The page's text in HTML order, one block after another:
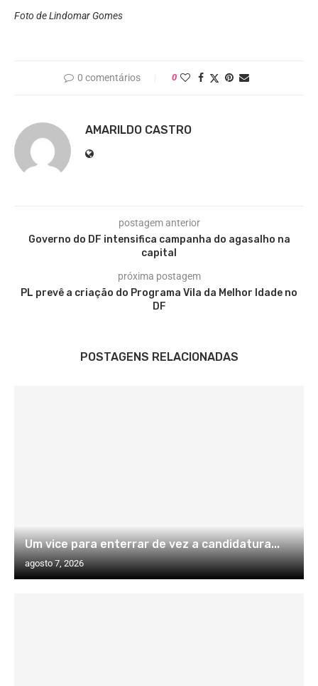
Foto de Lindomar Gomes
0 comentários 0
AMARILDO CASTRO
postagem anterior
Governo do DF intensifica campanha do agasalho na
capital
próxima postagem
PL prevê a criação do Programa Vila da Melhor Idade no
DF
POSTAGENS RELACIONADAS
Um vice para enterrar de vez a candidatura...
agosto 7, 2026